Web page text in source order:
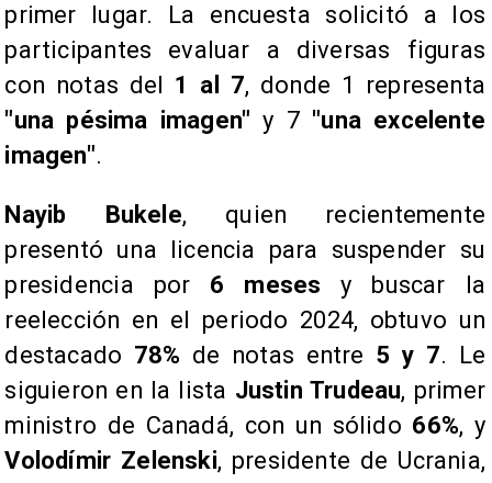
primer lugar. La encuesta solicitó a los
participantes evaluar a diversas figuras
con notas del 1 al 7, donde 1 representa
"una pésima imagen" y 7 "una excelente
imagen".
Nayib Bukele, quien recientemente
presentó una licencia para suspender su
presidencia por 6 meses y buscar la
reelección en el periodo 2024, obtuvo un
destacado 78% de notas entre 5 y 7. Le
siguieron en la lista Justin Trudeau, primer
ministro de Canadá, con un sólido 66%, y
Volodímir Zelenski, presidente de Ucrania,